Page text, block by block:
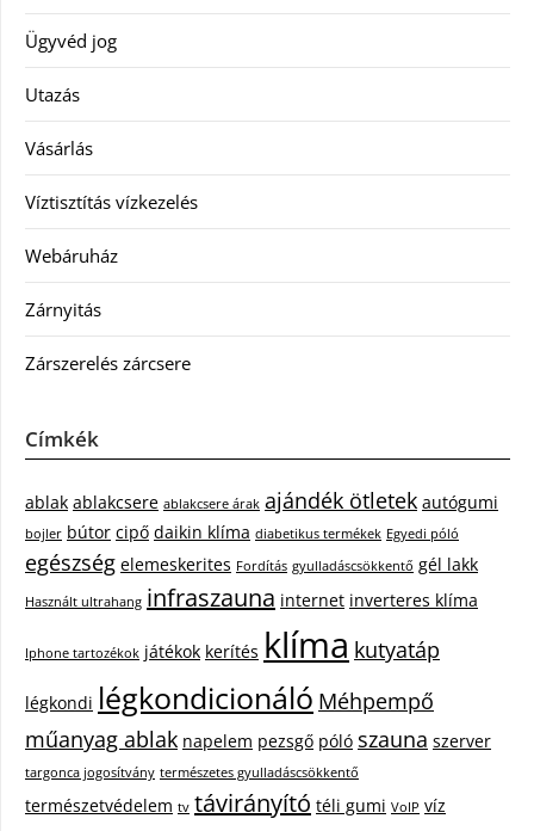
Ügyvéd jog
Utazás
Vásárlás
Víztisztítás vízkezelés
Webáruház
Zárnyitás
Zárszerelés zárcsere
Címkék
ablak ablakcsere ablakcsere árak ajándék ötletek autógumi
bojler bútor cipő daikin klíma diabetikus termékek Egyedi póló
egészség elemeskerites Fordítás gyulladáscsökkentő gél lakk
Használt ultrahang infraszauna internet inverteres klíma
Iphone tartozékok játékok kerítés klíma kutyatáp
légkondi légkondicionáló Méhpempő
műanyag ablak napelem pezsgő póló szauna szerver
targonca jogosítvány természetes gyulladáscsökkentő
természetvédelem tv távirányító téli gumi VoIP víz